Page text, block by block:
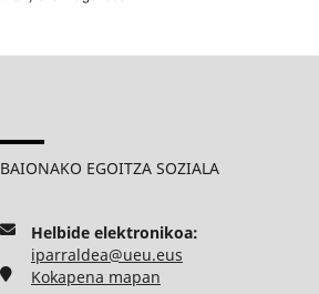
BAIONAKO EGOITZA SOZIALA
Helbide elektronikoa:
iparraldea@ueu.eus
Kokapena mapan